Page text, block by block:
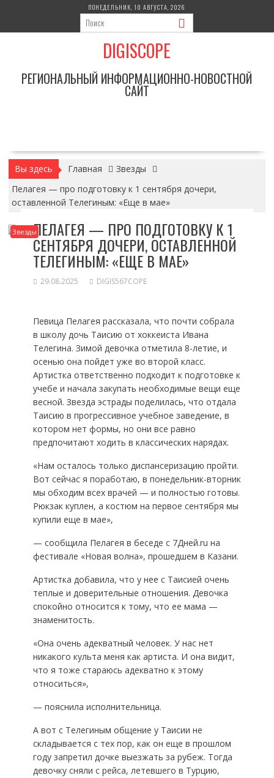
содержимому
ПОНЕДЕЛЬНИК, 10 АВГУСТА, 2026
DIGISCOPE
РЕГИОНАЛЬНЫЙ ИНФОРМАЦИОННО-НОВОСТНОЙ
САЙТ
Вы здесь Главная
Звезды
Пелагея — про подготовку к 1 сентября дочери,
оставленной Телегиным: «Еще в мае»
ЗвездыПЕЛАГЕЯ — ПРО ПОДГОТОВКУ К 1
СЕНТЯБРЯ ДОЧЕРИ, ОСТАВЛЕННОЙ
ТЕЛЕГИНЫМ: «ЕЩЕ В МАЕ»
29.08.2025 DIGIS567COPE
Певица Пелагея рассказала, что почти собрала
в школу дочь Таисию от хоккеиста Ивана
Телегина. Зимой девочка отметила 8-летие, и
осенью она пойдет уже во второй класс.
Артистка ответственно подходит к подготовке к
учебе и начала закупать необходимые вещи еще
весной. Звезда эстрады поделилась, что отдала
Таисию в прогрессивное учебное заведение, в
котором нет формы, но они все равно
предпочитают ходить в классических нарядах.
«Нам осталось только диспансеризацию пройти.
Вот сейчас я поработаю, в понедельник-вторник
мы обходим всех врачей — и полностью готовы.
Рюкзак куплен, а костюм на первое сентября мы
купили еще в мае»,
— сообщила Пелагея в беседе с 7Дней.ru на
фестивале «Новая волна», прошедшем в Казани.
Артистка добавила, что у нее с Таисией очень
теплые и доверительные отношения. Девочка
спокойно относится к тому, что ее мама —
знаменитость.
«Она очень адекватный человек. У нас нет
никакого культа меня как артиста. И она видит,
что я тоже стараюсь адекватно к этому
относиться»,
— пояснила исполнительница.
А вот с Телегиным общение у Таисии не
складывается с тех пор, как он еще в прошлом
году запретил дочке выезжать за рубеж. Тогда
девочку сняли с рейса, летевшего в Турцию,